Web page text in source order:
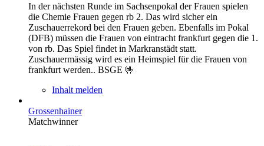
In der nächsten Runde im Sachsenpokal der Frauen spielen
die Chemie Frauen gegen rb 2. Das wird sicher ein
Zuschauerrekord bei den Frauen geben. Ebenfalls im Pokal
(DFB) müssen die Frauen von eintracht frankfurt gegen die 1.
von rb. Das Spiel findet in Markranstädt statt.
Zuschauermässig wird es ein Heimspiel für die Frauen von
frankfurt werden.. BSGE 🤟
Inhalt melden
Grossenhainer
Matchwinner